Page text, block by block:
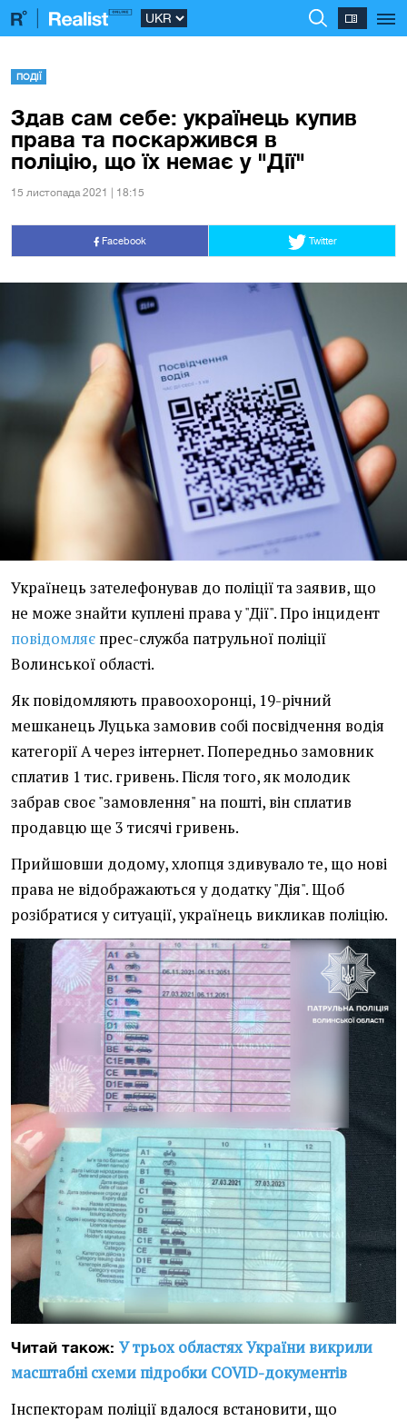
ПОДІЇ
Здав сам себе: українець купив
права та поскаржився в
поліцію, що їх немає у "Дії"
15 листопада 2021 | 18:15
Facebook Twitter
Українець зателефонував до поліції та заявив, що
не може знайти куплені права у "Дії". Про інцидент
повідомляє прес-служба патрульної поліції
Волинської області.
Як повідомляють правоохоронці, 19-річний
мешканець Луцька замовив собі посвідчення водія
категорії А через інтернет. Попередньо замовник
сплатив 1 тис. гривень. Після того, як молодик
забрав своє "замовлення" на пошті, він сплатив
продавцю ще 3 тисячі гривень.
Прийшовши додому, хлопця здивувало те, що нові
права не відображаються у додатку "Дія". Щоб
розібратися у ситуації, українець викликав поліцію.
Читай також: У трьох областях України викрили
масштабні схеми підробки COVID-документів
Інспекторам поліції вдалося встановити, що